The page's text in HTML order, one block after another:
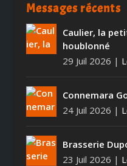
Messages récents
Caulier, la
houblonné
29 Juil 2026 |
Connemara
24 Juil 2026 |
Brasserie
23 Juil 2026 |